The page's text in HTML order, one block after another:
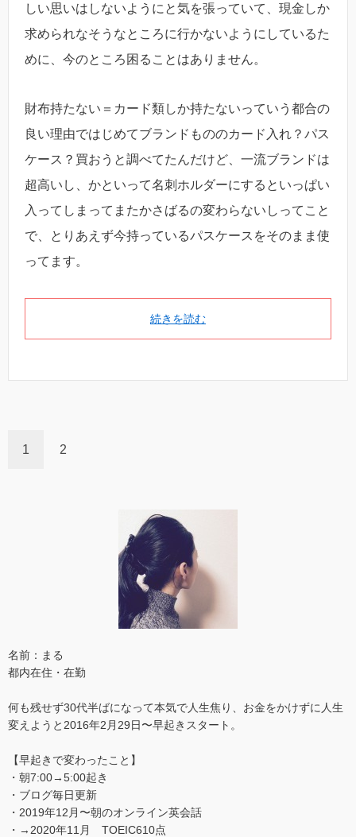
しい思いはしないようにと気を張っていて、現金しか
求められなそうなところに行かないようにしているた
めに、今のところ困ることはありません。
財布持たない＝カード類しか持たないっていう都合の
良い理由ではじめてブランドもののカード入れ？パス
ケース？買おうと調べてたんだけど、一流ブランドは
超高いし、かといって名刺ホルダーにするといっぱい
入ってしまってまたかさばるの変わらないしってこと
で、とりあえず今持っているパスケースをそのまま使
ってます。
続きを読む
1 2
名前：まる
都内在住・在勤
何も残せず30代半ばになって本気で人生焦り、お金をかけずに人生
変えようと2016年2月29日〜早起きスタート。
【早起きで変わったこと】
・朝7:00→5:00起き
・ブログ毎日更新
・2019年12月〜朝のオンライン英会話
・→2020年11月 TOEIC610点